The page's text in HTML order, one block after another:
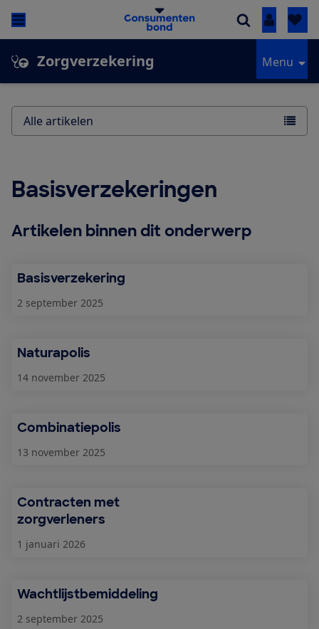
Inloggen
Zorgverzekering Menu
Basisverzekeringen
Artikelen binnen dit onderwerp
Basisverzekering
2 september 2025
Naturapolis
14 november 2025
Combinatiepolis
13 november 2025
Contracten met
zorgverleners
1 januari 2026
Wachtlijstbemiddeling
2 september 2025
Alle artikelen